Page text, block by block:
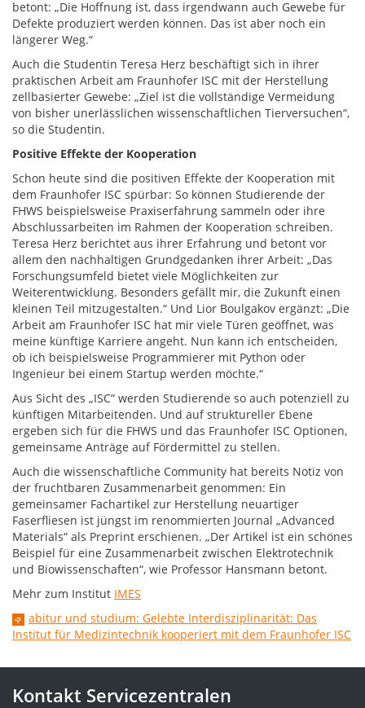
betont: „Die Hoffnung ist, dass irgendwann auch Gewebe für
Defekte produziert werden können. Das ist aber noch ein
längerer Weg.“
Auch die Studentin Teresa Herz beschäftigt sich in ihrer
praktischen Arbeit am Fraunhofer ISC mit der Herstellung
zellbasierter Gewebe: „Ziel ist die vollständige Vermeidung
von bisher unerlässlichen wissenschaftlichen Tierversuchen“,
so die Studentin.
Positive Effekte der Kooperation
Schon heute sind die positiven Effekte der Kooperation mit
dem Fraunhofer ISC spürbar: So können Studierende der
FHWS beispielsweise Praxiserfahrung sammeln oder ihre
Abschlussarbeiten im Rahmen der Kooperation schreiben.
Teresa Herz berichtet aus ihrer Erfahrung und betont vor
allem den nachhaltigen Grundgedanken ihrer Arbeit: „Das
Forschungsumfeld bietet viele Möglichkeiten zur
Weiterentwicklung. Besonders gefällt mir, die Zukunft einen
kleinen Teil mitzugestalten.“ Und Lior Boulgakov ergänzt: „Die
Arbeit am Fraunhofer ISC hat mir viele Türen geöffnet, was
meine künftige Karriere angeht. Nun kann ich entscheiden,
ob ich beispielsweise Programmierer mit Python oder
Ingenieur bei einem Startup werden möchte.“
Aus Sicht des „ISC“ werden Studierende so auch potenziell zu
künftigen Mitarbeitenden. Und auf struktureller Ebene
ergeben sich für die FHWS und das Fraunhofer ISC Optionen,
gemeinsame Anträge auf Fördermittel zu stellen.
Auch die wissenschaftliche Community hat bereits Notiz von
der fruchtbaren Zusammenarbeit genommen: Ein
gemeinsamer Fachartikel zur Herstellung neuartiger
Faserfliesen ist jüngst im renommierten Journal „Advanced
Materials“ als Preprint erschienen. „Der Artikel ist ein schönes
Beispiel für eine Zusammenarbeit zwischen Elektrotechnik
und Biowissenschaften“, wie Professor Hansmann betont.
Mehr zum Institut IMES
abitur und studium: Gelebte Interdisziplinarität: Das
Institut für Medizintechnik kooperiert mit dem Fraunhofer ISC
Kontakt Servicezentralen